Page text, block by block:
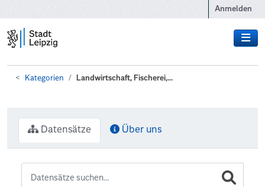
Anmelden
Kategorien Landwirtschaft, Fischerei,...
Datensätze Über uns